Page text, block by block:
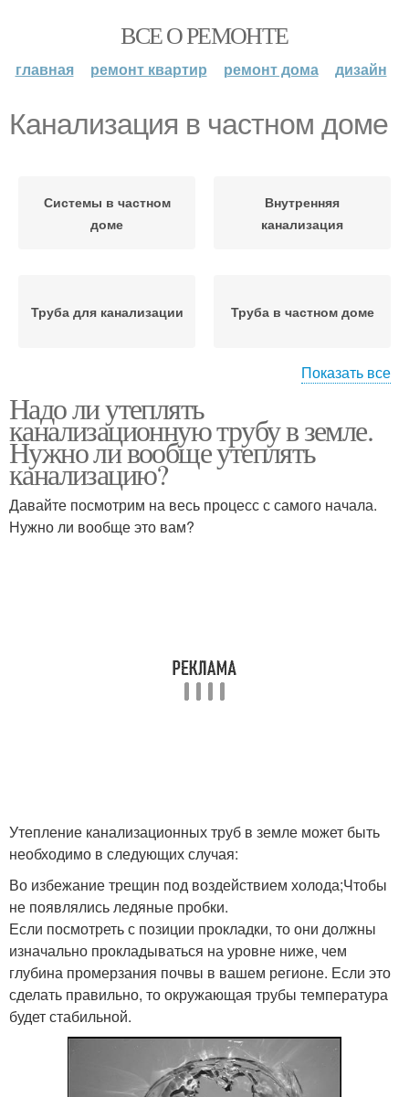
ВСЕ О РЕМОНТЕ
главная ремонт квартир ремонт дома дизайн
Канализация в частном доме
Системы в частном
доме
Внутренняя
канализация
Труба для канализации Труба в частном доме
Канализации в грунте
Показать все
Надо ли утеплять
канализационную трубу в земле.
Нужно ли вообще утеплять
канализацию?
Давайте посмотрим на весь процесс с самого начала.
Нужно ли вообще это вам?
Утепление канализационных труб в земле может быть
необходимо в следующих случая:
Во избежание трещин под воздействием холода;Чтобы
не появлялись ледяные пробки.
Если посмотреть с позиции прокладки, то они должны
изначально прокладываться на уровне ниже, чем
глубина промерзания почвы в вашем регионе. Если это
сделать правильно, то окружающая трубы температура
будет стабильной.